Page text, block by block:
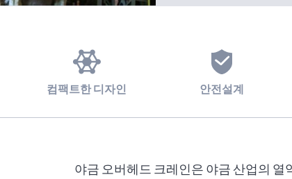
컴팩트한 디자인 안전설계
야금 오버헤드 크레인은 야금 산업의